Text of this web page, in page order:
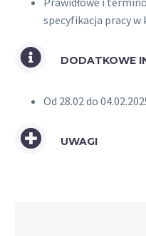
specyfikacja pracy w
DODATKOWE
Od 28.02 do
UWAGI